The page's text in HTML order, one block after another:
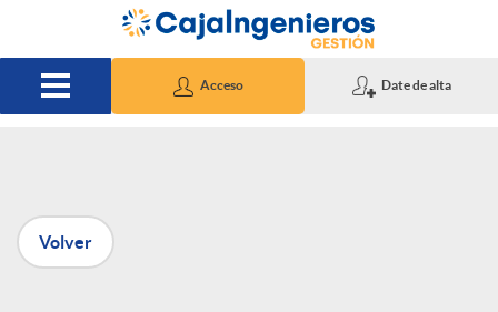
Saltar al contenido principal
Acceso Date de alta
P
u
Volver